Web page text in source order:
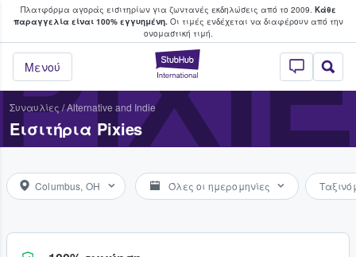
Πλατφόρμα αγοράς εισιτηρίων για ζωντανές εκδηλώσεις από το 2009. Κάθε
παραγγελία είναι 100% εγγυημένη.Οι τιμές ενδέχεται να διαφέρουν από την
oνομαστική τιμή.
StubHub - Όπου
Μενού
φαν αγοράζουν και πουλούν
Συναυλίες /Alternative and Indie
Εισιτήρια Pixies
Columbus, OH Όλες οι ημερομηνίες